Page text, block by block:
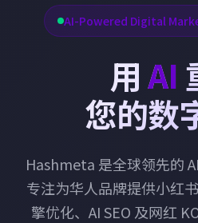
AI-Powered Digital
用AI
您的数
Hashmeta 是全球领先的
专注为华人品牌提供小红
擎优化、AI SEO 及网红